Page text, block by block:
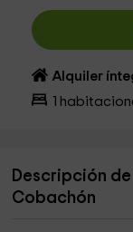
Alquiler
Descripción
Cobachón